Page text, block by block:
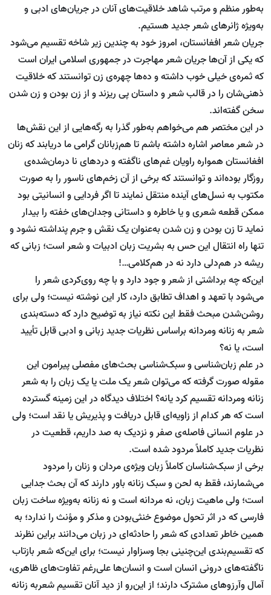
به‌طور منظم و مرتب شاهد خلاقیت‌های آنان در جریان‌های ادبی و
به‌ویژه ژانرهای شعر جدید هستیم.
جریان شعر افغانستان، امروز خود به چندین زیر شاخه تقسیم می‌شود
که یکی از آن‌ها جریان شعر مهاجرت در جمهوری اسلامی ایران است
که ثمره‌ی خیلی خوب داشته و ده‌ها چهره‌ی زن توانستند که خلاقیت
ذهنی‌شان را در قالب شعر و داستان پی ریزند و از زن بودن و زن شدن
سخن گفته‌اند.
در این مختصر هم می‌خواهم به‌طور گذرا به رگه‌هایی از این نقش‌ها
در شعر معاصر اشاره داشته باشم تا هم‌زبانان گرامی ما دریابند که زنان
افغانستان همواره راویان غم‌های ناگفته و دردهای نا درمان‌شده‌ی
روزگار بوده‌اند و توانستند که برخی از آن زخم‌های ناسور را به صورت
مکتوب به نسل‌های آینده منتقل نمایند تا اگر فردایی و انسانیتی بود
ممکن قطعه شعری و یا خاطره و داستانی وجدان‌های خفته‌ را بیدار
نماید تا زن بودن و زن شدن به‌عنوان یک نقش و جرم پنداشته نشود و
تنها راه انتقال این حس به بشریت زبان ادبیات و شعر است؛ زبانی که
ریشه در هم‌دلی دارد نه در هم‌کلامی…!
این‌که چه برداشتی از شعر و جود دارد و با چه روی‌کردی شعر را
می‌شود با تعهد و اهداف تطابق دارد، کار این نوشته نیست؛ ولی برای
روشن‌شدن مبحث فقط این نکته نیاز به توضیح دارد که دسته‌بندی
شعر به زنانه ومردانه براساس نظریات جدید زبانی و ادبی قابل تأیید
است، یا نه؟
در علم زبان‌شناسی و سبک‌شناسی بحث‌های مفصلی پیرامون این
مقوله صورت گرفته که می‌توان شعر یک ملت یا یک زبان را به شعر
زنانه ومردانه تقسیم کرد یانه؟ اختلاف دیدگاه در این زمینه گسترده
است که هر کدام از زاویه‌ای قابل دریافت و پذیریش یا نقد است؛ ولی
در علوم انسانی فاصله‌ی صفر و نزدیک به صد داریم، قطعیت در
نظریات جدید کاملاً مردود شده است.
برخی از سبک‌شناسان کاملاً زبان ویژه‌ی مردان و زنان را مردود
می‌شمارند، فقط به لحن و سبک زنانه باور دارند که آن بحث جدایی
است؛ ولی ماهیت زبان، نه مردانه است و نه زنانه به‌ویژه ساخت زبان
فارسی که در اثر تحول موضوع خنثی‌بودن و مذکر و مؤنث را ندارد؛ به
همین خاطر تعدادی که شعر را حادثه‌ای در زبان می‌دانند براین نظرند
که تقسیم‌بندی این‌چنینی بجا وسزاوار نیست؛ برای این‌که شعر بازتاب
ناگفته‌های درونی انسان است و انسان‌ها علی‌رغم تفاوت‌های ظاهری،
آمال وآرزوهای مشترک دارند؛ از این‌رو از دید آنان تقسیم شعربه زنانه